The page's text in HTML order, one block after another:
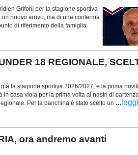
Grifoni per la stagione sportiva
nuovo arrivo, ma di una conferma
di riferimento della famiglia
18 REGIONALE,
la stagione sportiva 2026/2027, e la prima
in casa viola per la prima volta ai nastri di
Per la panchina è stato scelto un ... leggi
ora andremo avanti